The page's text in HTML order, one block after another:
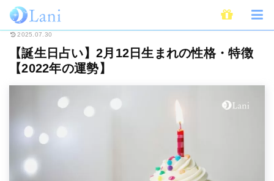
ホーム 占い 【誕生日占い】2月12日生まれの性格・特徴【
2025.07.30
【誕生日占い】2月12日生まれの性格・特徴
【2022年の運勢】